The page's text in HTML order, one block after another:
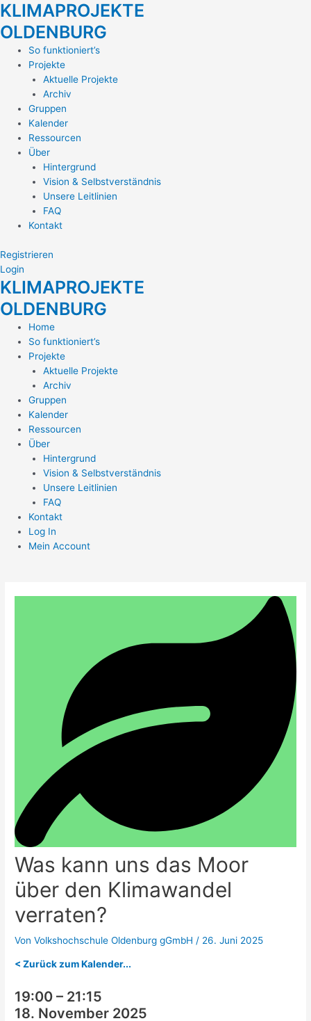
Zum
springen
KLIMAPROJEKTE
OLDENBURG
Main
Menu
So funktioniert’s
Projekte
Aktuelle Projekte
Archiv
Gruppen
Kalender
Ressourcen
Über
Hintergrund
Vision & Selbstverständnis
Unsere Leitlinien
FAQ
Kontakt
Registrieren
Login
KLIMAPROJEKTE
OLDENBURG
Home
So funktioniert’s
Projekte
Aktuelle Projekte
Archiv
Gruppen
Kalender
Ressourcen
Über
Hintergrund
Vision & Selbstverständnis
Unsere Leitlinien
FAQ
Kontakt
Log In
Mein Account
Was kann uns das Moor
über den Klimawandel
verraten?
VonVolkshochschule Oldenburg gGmbH / 26. Juni 2025
< Zurück zum Kalender...
19:00 – 21:15
18. November 2025